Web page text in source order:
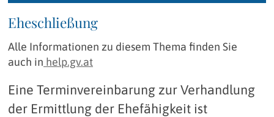
Eheschließung
Alle Informationen zu diesem Thema finden Sie
auch in help.gv.at
Eine Terminvereinbarung zur Verhandlung
der Ermittlung der Ehefähigkeit ist